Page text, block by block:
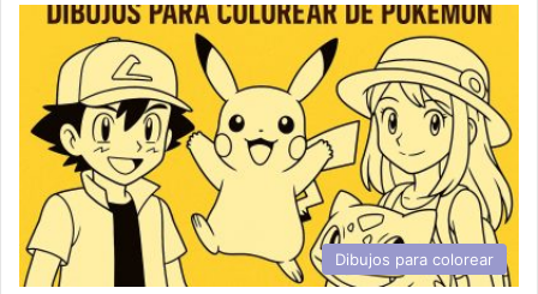
Dibujos para colorear